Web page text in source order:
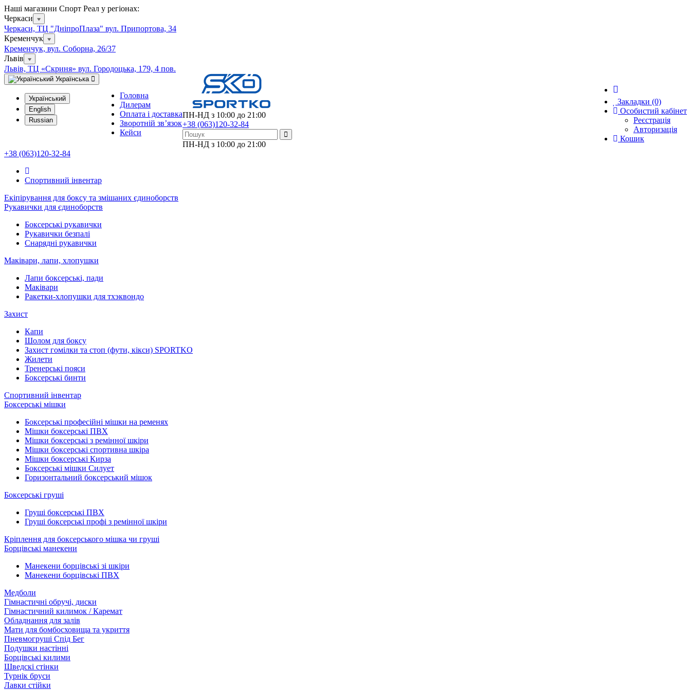
Наші магазини Спорт Реал у регіонах:
Черкаси
Черкаси, ТЦ "ДніпроПлаза" вул. Припортова, 34
Кременчук
Кременчук, вул. Соборна, 26/37
Львів
Львів, ТЦ «Скриня» вул. Городоцька, 179, 4 пов.
Українська
Український
English
Russian
Головна
Дилерам
Оплата і доставка
Зворотній зв’язок
Кейси
Закладки (0)
Особистий кабінет
Реєстрація
Авторизація
Кошик
ПН-НД з 10:00 до 21:00
+38 (063)120-32-84
ПН-НД з 10:00 до 21:00
+38 (063)120-32-84
Спортивний інвентар
Екіпірування для боксу та змішаних єдиноборств
Рукавички для єдиноборств
Боксерські рукавички
Рукавички безпалі
Снарядні рукавички
Маківари, лапи, хлопушки
Лапи боксерські, пади
Маківари
Ракетки-хлопушки для тхэквондо
Захист
Капи
Шолом для боксу
Захист гомілки та стоп (фути, кікси) SPORTKO
Жилети
Тренерські пояси
Боксерські бинти
Спортивний інвентар
Боксерські мішки
Боксерські професійні мішки на ременях
Мішки боксерські ПВХ
Мішки боксерські з ремінної шкіри
Мішки боксерські спортивна шкіра
Мішки боксерські Кирза
Боксерські мішки Силует
Горизонтальний боксерський мішок
Боксерські груші
Груші боксерські ПВХ
Груші боксерські профі з ремінної шкіри
Кріплення для боксерського мішка чи груші
Борцівські манекени
Манекени борцівські зі шкіри
Манекени борцівські ПВХ
Медболи
Гімнастичні обручі, диски
Гімнастичний килимок / Каремат
Обладнання для залів
Мати для бомбосховища та укриття
Пневмогруші Спід Бег
Подушки настінні
Борцівські килими
Шведскі стінки
Турнік бруси
Лавки стійки